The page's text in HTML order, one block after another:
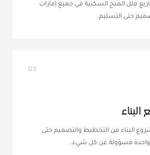
فلل المنح السكنية في جميع إمارات
حتى التسليم.
03
البناء
البناء من التخطيط والتصميم حتى
واحدة مسؤولة عن كل شيء.